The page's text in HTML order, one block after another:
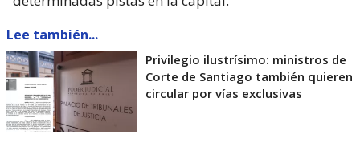
Lee también...
Privilegio ilustrísimo: ministros de
Corte de Santiago también quieren
circular por vías exclusivas